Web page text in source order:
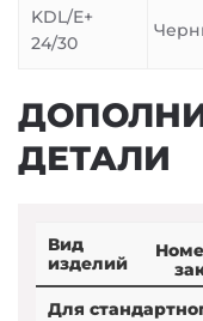
KDL/E+
24/30
ДЕТАЛИ
Вид
изделий
Для